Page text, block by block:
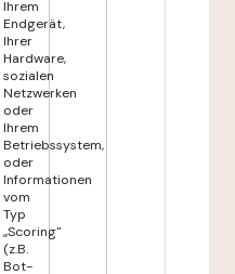
Ihrem
Endgerät,
Ihrer
Hardware,
sozialen
Netzwerken
oder
Ihrem
Betriebssystem,
oder
Informationen
vom
Typ
„Scoring"
(z.B.
Bot-